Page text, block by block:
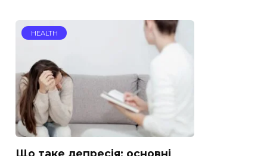
HEALTH
Що таке депресія: основні